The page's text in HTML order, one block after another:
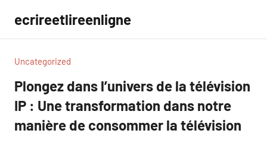
contenu
ecrireetlireenligne
Uncategorized
Plongez dans l’univers de la télévision
IP : Une transformation dans notre
manière de consommer la télévision